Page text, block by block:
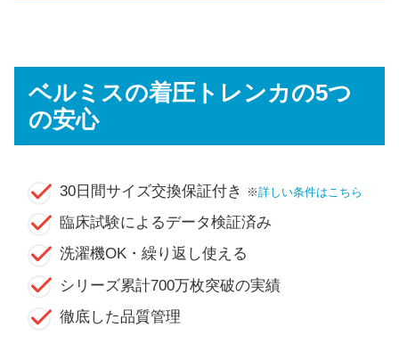
ベルミスの着圧トレンカの5つ
の安心
30日間サイズ交換保証付き ※詳しい条件はこちら
臨床試験によるデータ検証済み
洗濯機OK・繰り返し使える
シリーズ累計700万枚突破の実績
徹底した品質管理